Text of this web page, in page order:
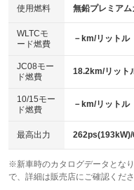
100V電源
：装備なし
センターデフロック
：装備なし
電動格納ミラー
：装備あり
バックカメラ
：装備あり
エアロ
：装備なし
：装備なし
パワーシート
ベンチシート
：装備なし
チップアップシート
：装備あり
：装備なし
ウォークスルー
：装備なし
使用燃料 無鉛プレミアム
WLTCモ
ード燃費
－km/リットル
JC08モー
ド燃費
18.2km/リット
10/15モー
ド燃費
－km/リットル
最高出力
※新車時のカタログデータとな
で、詳細は販売店にご確認くださ